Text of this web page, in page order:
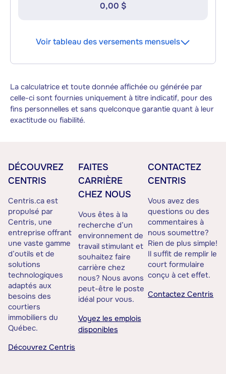
0,00 $
Voir tableau des versements mensuels
La calculatrice et toute donnée affichée ou générée par
celle-ci sont fournies uniquement à titre indicatif, pour des
fins personnelles et sans quelconque garantie quant à leur
exactitude ou fiabilité.
DÉCOUVREZ
CENTRIS
Centris.ca est
propulsé par
Centris, une
entreprise offrant
une vaste gamme
d’outils et de
solutions
technologiques
adaptés aux
besoins des
courtiers
immobiliers du
Québec.
Découvrez Centris
FAITES
CARRIÈRE
CHEZ NOUS
Vous êtes à la
recherche d’un
environnement de
travail stimulant et
souhaitez faire
carrière chez
nous? Nous avons
peut-être le poste
idéal pour vous.
Voyez les emplois
disponibles
CONTACTEZ
CENTRIS
Vous avez des
questions ou des
commentaires à
nous soumettre?
Rien de plus simple!
Il suffit de remplir le
court formulaire
conçu à cet effet.
Contactez Centris